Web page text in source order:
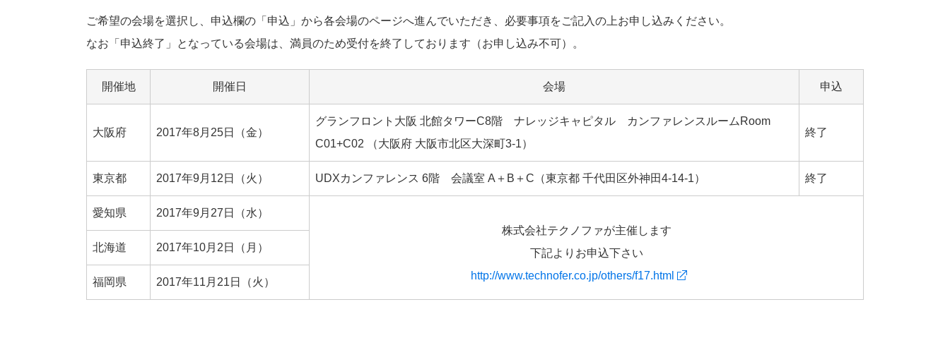
ご希望の会場を選択し、申込欄の「申込」から各会場のページへ進んでいただき、必要事項をご記入の上お申し込みください。
なお「申込終了」となっている会場は、満員のため受付を終了しております（お申し込み不可）。
開催地 開催日 会場 申込
大阪府 2017年8月25日（金）
グランフロント大阪 北館タワーC8階 ナレッジキャピタル カンファレンスルームRoom
C01+C02 （大阪府 大阪市北区大深町3-1）
終了
東京都 2017年9月12日（火） UDXカンファレンス 6階 会議室 A＋B＋C（東京都 千代田区外神田4‐14‐1） 終了
愛知県
2017年9月27日（水）
株式会社テクノファが主催します
下記よりお申込下さい
http://www.technofer.co.jp/others/f17.html
北海道 2017年10月2日（月）
福岡県 2017年11月21日（火）